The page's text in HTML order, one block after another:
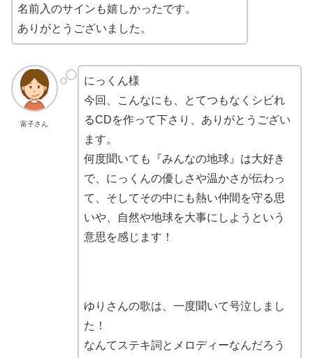
名前入のサインも嬉しかったです。
ありがとうございました。
富子さん
にっくん様
今回、こんなにも、とてつもなくシビれ
るCDを作って下さり、ありがとうござい
ます。
何度聞いても『みんなの地球』は大好き
で、にっくんの優しさや温かさが伝わっ
て、そしてその中にも熱い仲間を守る思
いや、自然や地球を大事にしようという
意思を感じます！
ゆりさんの歌は、一度聞いて号泣しまし
た！
なんてステキ詞とメロディーなんだろう